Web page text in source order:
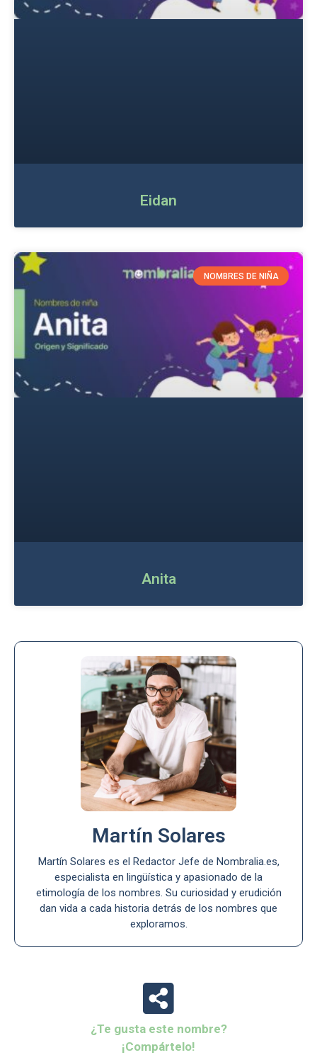
Eidan
NOMBRES DE NIÑA
Anita
Martín Solares
Martín Solares es el Redactor Jefe de Nombralia.es,
especialista en lingüística y apasionado de la
etimología de los nombres. Su curiosidad y erudición
dan vida a cada historia detrás de los nombres que
exploramos.
¿Te gusta este nombre?
¡Compártelo!